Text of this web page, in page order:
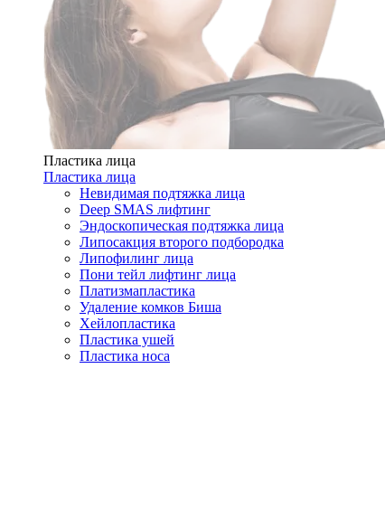
Пластика лица
Пластика лица
Невидимая подтяжка лица
Deep SMAS лифтинг
Эндоскопическая подтяжка лица
Липосакция второго подбородка
Липофилинг лица
Пони тейл лифтинг лица
Платизмапластика
Удаление комков Биша
Хейлопластика
Пластика ушей
Пластика носа